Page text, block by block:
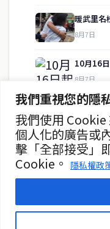
我們重視您的隱
我們使用
個人化的廣告或
擊「全部接受」
Cookie。
隱私權政
暖武里名
8月7日
10月16
8月7日
泰緬商務
8月7日
單親母親
8月6日
聯絡資訊
歡迎來信洽詢合作事宜
或提供新聞線索
© 2026 泰國中